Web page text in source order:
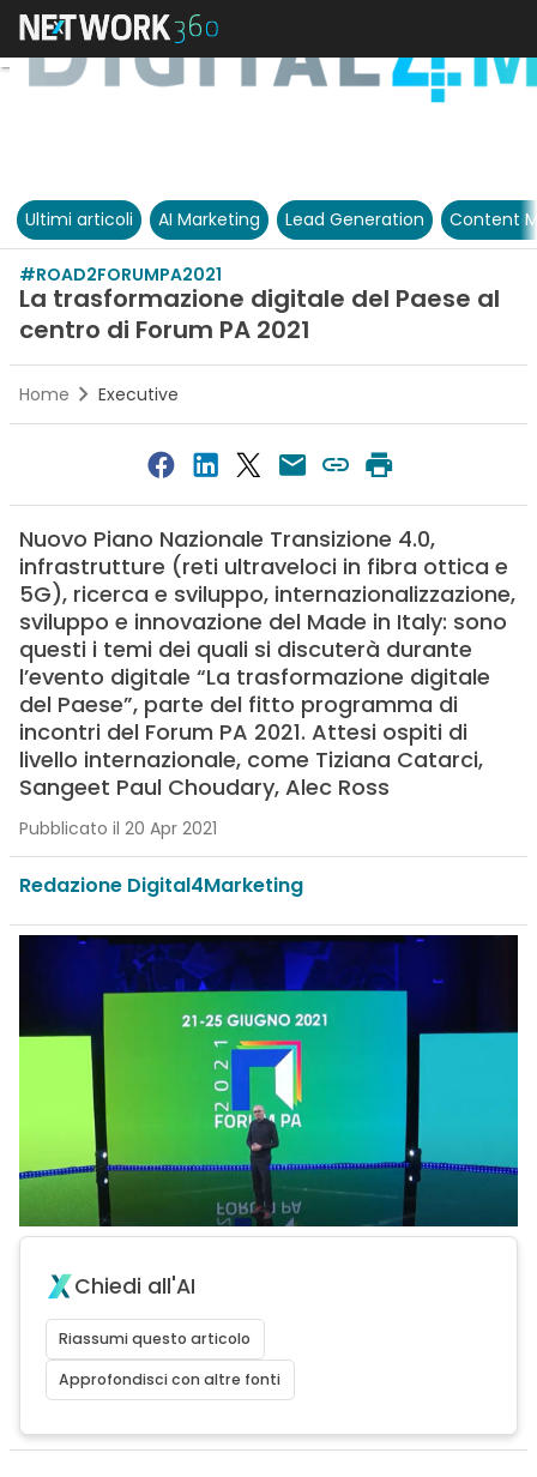
Ultimi articoli AI Marketing Lead Generation Content
#ROAD2FORUMPA2021
La trasformazione digitale del Paese al
centro di Forum PA 2021
Home Executive
Nuovo Piano Nazionale Transizione 4.0,
infrastrutture (reti ultraveloci in fibra ottica e
5G), ricerca e sviluppo, internazionalizzazione,
sviluppo e innovazione del Made in Italy: sono
questi i temi dei quali si discuterà durante
l’evento digitale “La trasformazione digitale
del Paese”, parte del fitto programma di
incontri del Forum PA 2021. Attesi ospiti di
livello internazionale, come Tiziana Catarci,
Sangeet Paul Choudary, Alec Ross
Pubblicato il 20 Apr 2021
Redazione Digital4Marketing
Chiedi all'AI
Riassumi questo articolo
Approfondisci con altre fonti